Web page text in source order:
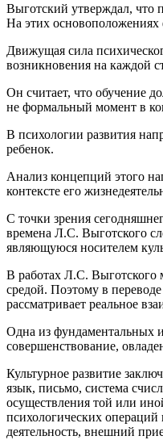
Выготский утверждал, что
На этих основоположениях
Движущая сила
возникновения на каждой
Он считает, что обучение
не формальный момент в
В психологии развития
ребенок.
Анализ концепций этого
контексте его
С точки зрения
времена Л.С. Выготского
являющуюся носителем
В работах Л.С. Выготского
средой. Поэтому в переводе
рассматривает реальное
Одна из фундаментальных
совершенствование,
Культурное развитие
язык, письмо, система
осуществления той или
психологических операций
деятельность, внешний